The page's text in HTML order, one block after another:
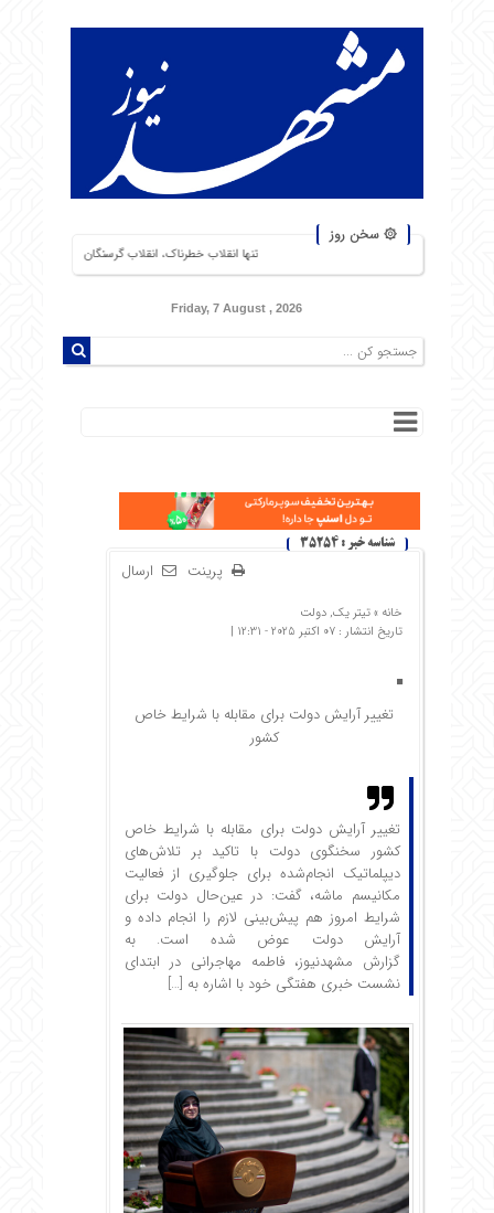
۞ سخن روز
تنها انقلاب خطرناک، انقلاب گرسنگان است. من از شورشهایی که دلیل آن
Friday, 7 August , 2026
شناسه خبر : 35254
ارسال پرینت
خانه »تیتر یک, دولت
تاریخ انتشار : 07 اکتبر 2025 - 12:31 |
تغییر آرایش دولت برای مقابله با شرایط خاص
کشور
تغییر آرایش دولت برای مقابله با شرایط خاص
کشور سخنگوی دولت با تاکید بر تلاش‌های
دیپلماتیک انجام‌شده برای جلوگیری از فعالیت
مکانیسم ماشه، گفت: در عین‌حال دولت برای
شرایط امروز هم پیش‌بینی لازم را انجام داده و
آرایش دولت عوض شده است. به
گزارش مشهدنیوز، فاطمه مهاجرانی در ابتدای
نشست خبری هفتگی خود با اشاره به […]